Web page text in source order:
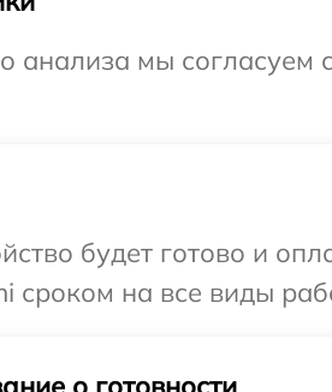
анализа мы
будет готово и
сроком на все виды